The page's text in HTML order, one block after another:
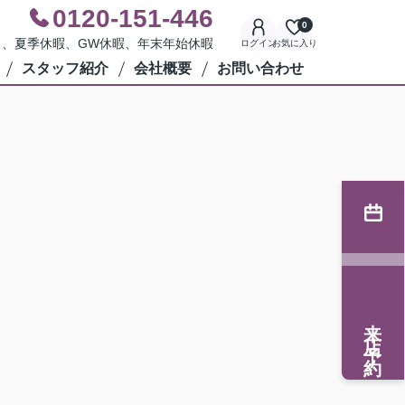
0120-151-446
夏季休暇、GW休暇、年末年始休暇 ログインお気に入り
0
スタッフ紹介 会社概要 お問い合わせ
来店予約